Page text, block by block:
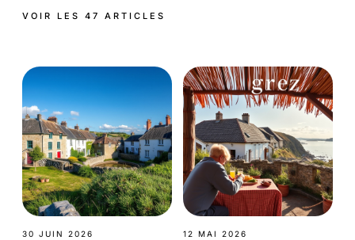
VOIR LES 47 ARTICLES
30 JUIN 2026 12 MAI 2026